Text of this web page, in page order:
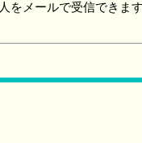
をメールで受信できます